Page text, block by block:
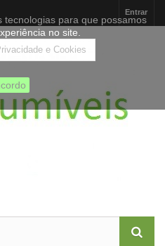
Entrar
tecnologias para que possamos
no site.
e Cookies